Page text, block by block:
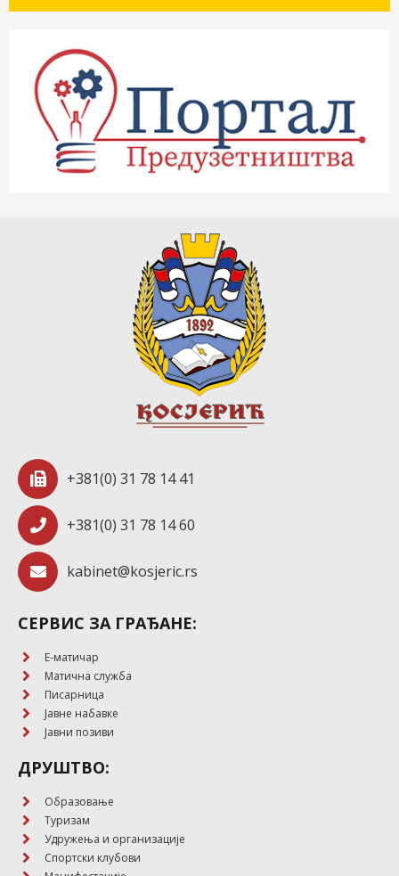
+381(0) 31 78 14 41
+381(0) 31 78 14 60
kabinet@kosjeric.rs
СЕРВИС ЗА ГРАЂАНЕ:
E-матичар
Матична служба
Писарница
Јавне набавке
Јавни позиви
ДРУШТВО:
Образовање
Туризам
Удружења и организације
Спортски клубови